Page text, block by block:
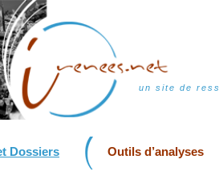
un site de
Dossiers Outils d’analyses